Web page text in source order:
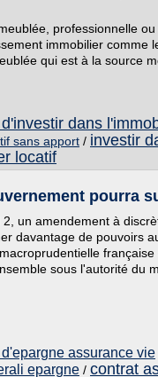
professionnelle
immobilier comme
qui est à la source
dans
sans apport / investir
locatif
pourra
un amendement à
davantage de pouvoirs
sous l'autorité du
assurance vie
epargne / contrat